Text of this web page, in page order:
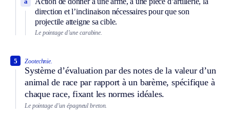
direction et l’inclinaison nécessaires pour que son
projectile atteigne sa cible.
Le pointage d’une carabine.
Zootechnie.
Système d’évaluation par des notes de la valeur d’un
animal de race par rapport à un barème, spécifique à
chaque race, fixant les normes idéales.
5
Le pointage d’un épagneul breton.